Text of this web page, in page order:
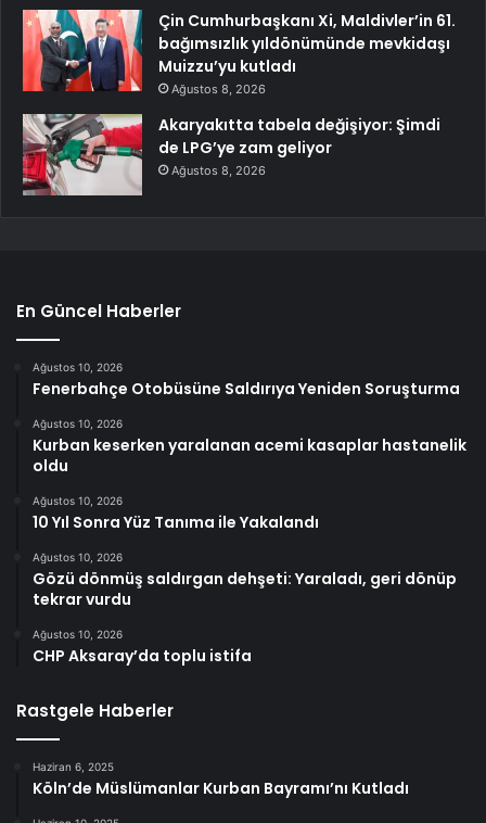
Çin Cumhurbaşkanı Xi, Maldivler’in 61.
bağımsızlık yıldönümünde mevkidaşı
Muizzu’yu kutladı
Ağustos 8, 2026
Akaryakıtta tabela değişiyor: Şimdi
de LPG’ye zam geliyor
Ağustos 8, 2026
En Güncel Haberler
Ağustos 10, 2026
Fenerbahçe Otobüsüne Saldırıya Yeniden Soruşturma
Ağustos 10, 2026
Kurban keserken yaralanan acemi kasaplar hastanelik
oldu
Ağustos 10, 2026
10 Yıl Sonra Yüz Tanıma ile Yakalandı
Ağustos 10, 2026
Gözü dönmüş saldırgan dehşeti: Yaraladı, geri dönüp
tekrar vurdu
Ağustos 10, 2026
CHP Aksaray’da toplu istifa
Rastgele Haberler
Haziran 6, 2025
Köln’de Müslümanlar Kurban Bayramı’nı Kutladı